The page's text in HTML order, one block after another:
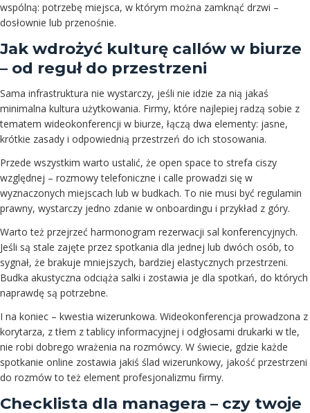
wspólną: potrzebę miejsca, w którym można zamknąć drzwi –
dosłownie lub przenośnie.
Jak wdrożyć kulturę callów w biurze
– od reguł do przestrzeni
Sama infrastruktura nie wystarczy, jeśli nie idzie za nią jakaś
minimalna kultura użytkowania. Firmy, które najlepiej radzą sobie z
tematem wideokonferencji w biurze, łączą dwa elementy: jasne,
krótkie zasady i odpowiednią przestrzeń do ich stosowania.
Przede wszystkim warto ustalić, że open space to strefa ciszy
względnej – rozmowy telefoniczne i calle prowadzi się w
wyznaczonych miejscach lub w budkach. To nie musi być regulamin
prawny, wystarczy jedno zdanie w onboardingu i przykład z góry.
Warto też przejrzeć harmonogram rezerwacji sal konferencyjnych.
Jeśli są stale zajęte przez spotkania dla jednej lub dwóch osób, to
sygnał, że brakuje mniejszych, bardziej elastycznych przestrzeni.
Budka akustyczna odciąża salki i zostawia je dla spotkań, do których
naprawdę są potrzebne.
I na koniec – kwestia wizerunkowa. Wideokonferencja prowadzona z
korytarza, z tłem z tablicy informacyjnej i odgłosami drukarki w tle,
nie robi dobrego wrażenia na rozmówcy. W świecie, gdzie każde
spotkanie online zostawia jakiś ślad wizerunkowy, jakość przestrzeni
do rozmów to też element profesjonalizmu firmy.
Checklista dla managera – czy twoje